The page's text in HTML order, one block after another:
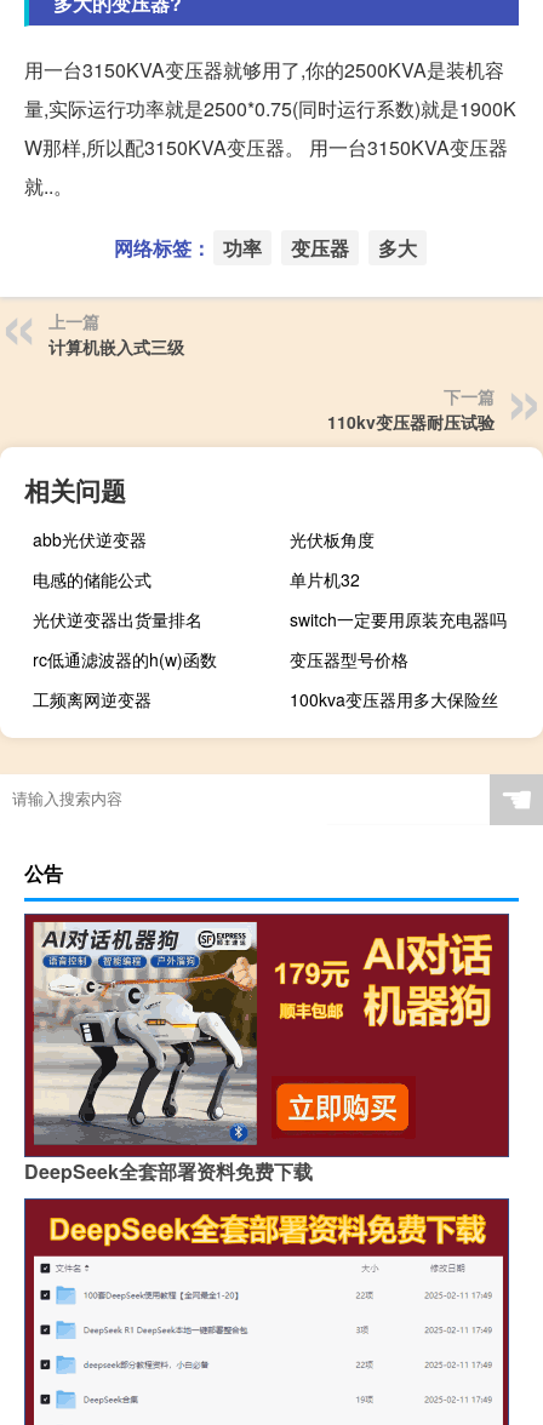
用一台3150KVA变压器就够用了,你的2500KVA是装机容
量,实际运行功率就是2500*0.75(同时运行系数)就是1900K
W那样,所以配3150KVA变压器。 用一台3150KVA变压器
就..。
网络标签： 功率 变压器 多大
上一篇
计算机嵌入式三级
下一篇
110kv变压器耐压试验
相关问题
abb光伏逆变器
光伏板角度
电感的储能公式
单片机32
光伏逆变器出货量排名
switch一定要用原装充电器吗
rc低通滤波器的h(w)函数
变压器型号价格
工频离网逆变器
100kva变压器用多大保险丝
☚
公告
DeepSeek全套部署资料免费下载